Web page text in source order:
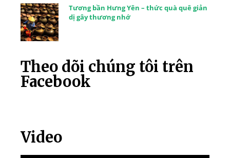
Tương bần Hưng Yên – thức quà quê giản
dị gây thương nhớ
Theo dõi chúng tôi trên
Facebook
Video